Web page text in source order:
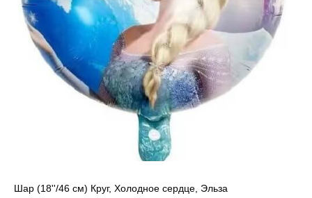
Шар (18''/46 см) Круг, Холодное сердце, Эльза